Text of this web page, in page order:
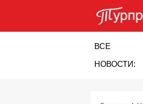
ВСЕ
НОВОСТИ: